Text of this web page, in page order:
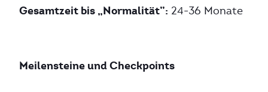
Gesamtzeit bis „Normalität”: 24-36 Monate
Meilensteine und Checkpoints